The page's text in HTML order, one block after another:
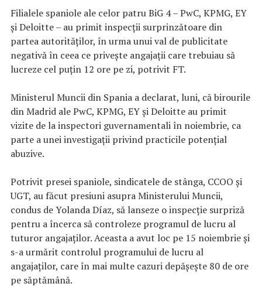
Filialele spaniole ale celor patru BiG 4 – PwC, KPMG, EY
și Deloitte – au primit inspecții surprinzătoare din
partea autorităţilor, în urma unui val de publicitate
negativă în ceea ce priveşte angajaţii care trebuiau să
lucreze cel puțin 12 ore pe zi, potrivit FT.
Ministerul Muncii din Spania a declarat, luni, că birourile
din Madrid ale PwC, KPMG, EY și Deloitte au primit
vizite de la inspectori guvernamentali în noiembrie, ca
parte a unei investigații privind practicile potențial
abuzive.
Potrivit presei spaniole, sindicatele de stânga, CCOO și
UGT, au făcut presiuni asupra Ministerului Muncii,
condus de Yolanda Díaz, să lanseze o inspecție surpriză
pentru a încerca să controleze programul de lucru al
tuturor angajaților. Aceasta a avut loc pe 15 noiembrie și
s-a urmărit controlul programului de lucru al
angajaților, care în mai multe cazuri depășește 80 de ore
pe săptămână.